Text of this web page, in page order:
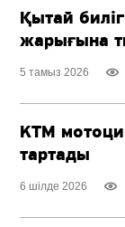
Қытай
жарығына
5 тамыз 2026
KTM
тартады
6 шілде 2026